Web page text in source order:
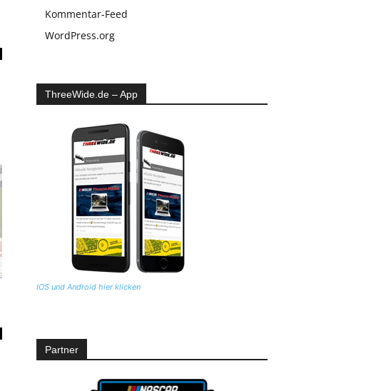
Kommentar-Feed
WordPress.org
ThreeWide.de – App
IOS und Android hier klicken
Partner